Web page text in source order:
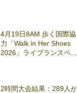
4月19日8AM 歩く国際協
力「Walk in Her Shoes
2026」ライブランスペシ
2時間大会結果：289人が